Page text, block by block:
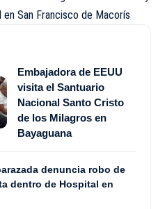
en San Francisco de Macorís
Embajadora de EEUU
visita el Santuario
Nacional Santo Cristo
de los Milagros en
Bayaguana
denuncia robo de
dentro de Hospital en